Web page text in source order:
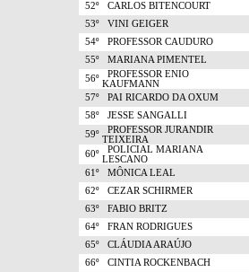
52º
CARLOS BITENCOURT
53º
VINI GEIGER
54º
PROFESSOR CAUDURO
55º
MARIANA PIMENTEL
56º
PROFESSOR ENIO
KAUFMANN
57º
PAI RICARDO DA OXUM
58º
JESSE SANGALLI
59º
PROFESSOR JURANDIR
TEIXEIRA
60º
POLICIAL MARIANA
LESCANO
61º
MÔNICA LEAL
62º
CEZAR SCHIRMER
63º
FABIO BRITZ
64º
FRAN RODRIGUES
65º
CLÁUDIA ARAÚJO
66º
CINTIA ROCKENBACH